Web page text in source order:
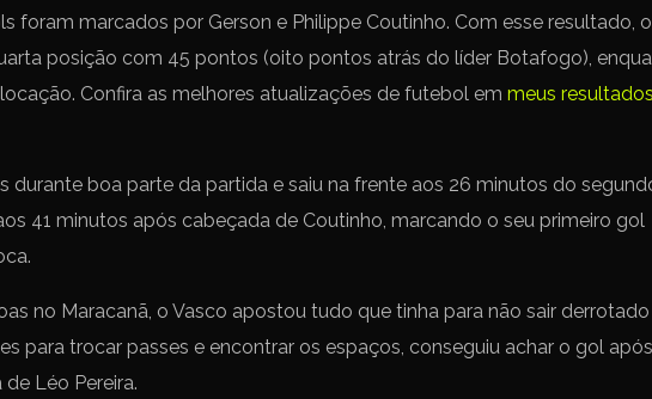
foram marcados por Gerson e Philippe Coutinho. Com esse resultado, o
posição com 45 pontos (oito pontos atrás do líder Botafogo),
Confira as melhores atualizações de futebol em meus
durante boa parte da partida e saiu na frente aos 26 minutos do
41 minutos após cabeçada de Coutinho, marcando o seu primeiro gol
no Maracanã, o Vasco apostou tudo que tinha para não sair
para trocar passes e encontrar os espaços, conseguiu achar o gol após
Léo Pereira.